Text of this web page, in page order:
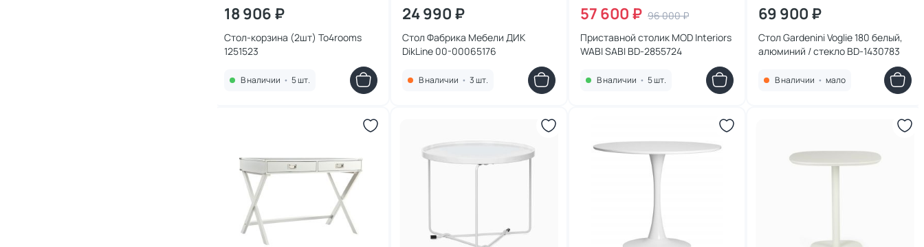
18 906 ₽
Стол-корзина (2шт) To4rooms
1251523
В наличии • 5 шт.
24 990 ₽
Стол Фабрика Мебели ДИК
DikLine 00-00065176
В наличии • 3 шт.
57 600 ₽ 96 000 ₽
Приставной столик MOD Interiors
WABI SABI BD-2855724
В наличии • 5 шт.
69 900 ₽
Стол Gardenini Voglie 180 белый,
алюминий / стекло BD-1430783
В наличии • мало